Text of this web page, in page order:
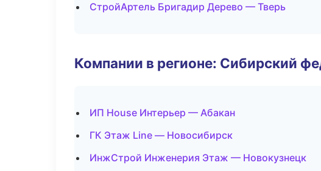
СтройАртель Бригадир Дерево — Тверь
Компании в регионе: Сибирский
ИП House Интерьер — Абакан
ГК Этаж Line — Новосибирск
ИнжСтрой Инженерия Этаж — Новокузнецк